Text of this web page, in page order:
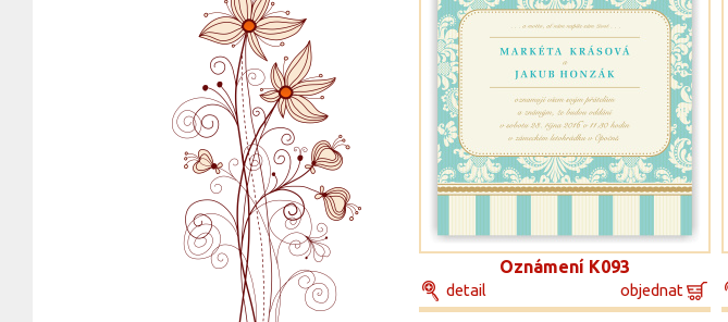
Oznámení K093
detail objednat